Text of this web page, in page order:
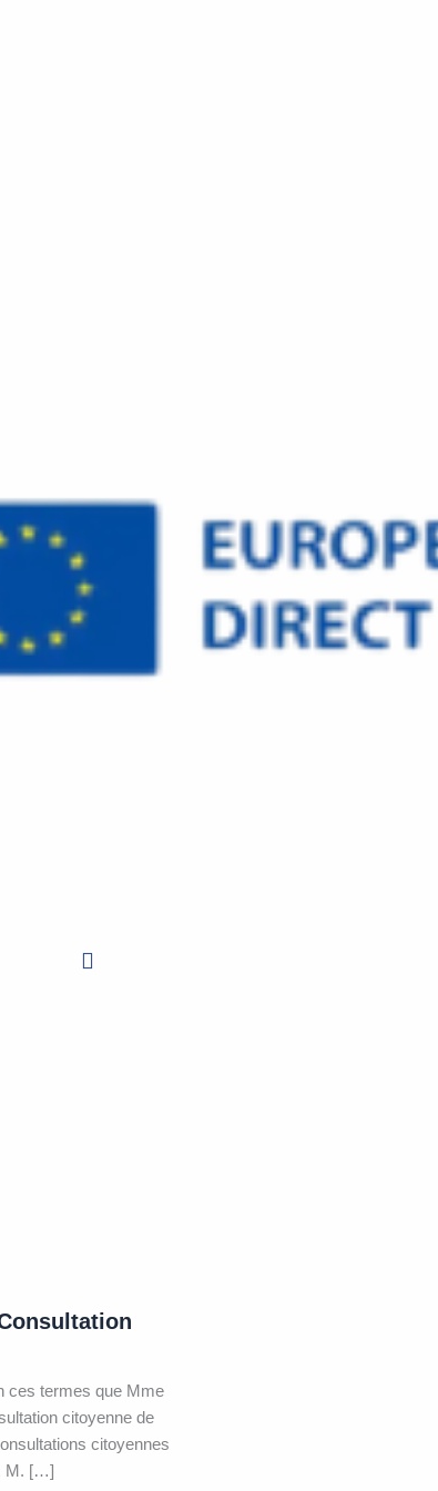
ces termes que Mme
citoyenne de
citoyennes
M. […]